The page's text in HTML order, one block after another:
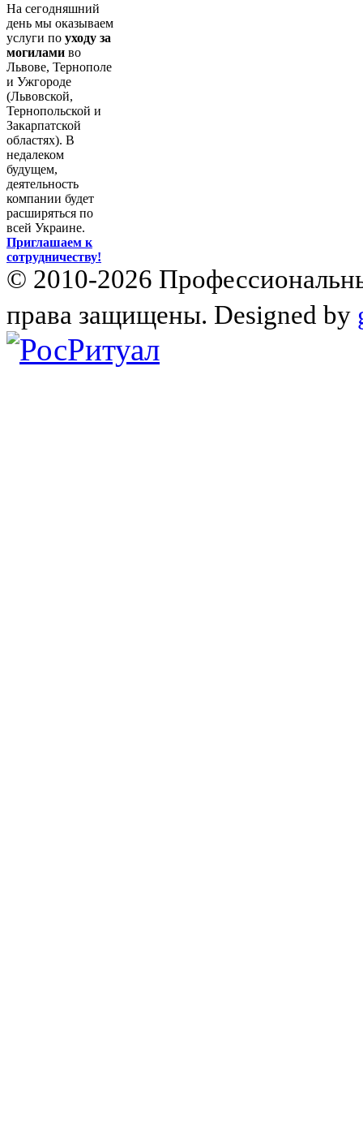
На сегодняшний
день мы оказываем
услуги по уходу за
могилами во
Львове, Тернополе
и Ужгороде
(Львовской,
Тернопольской и
Закарпатской
областях). В
недалеком
будущем,
деятельность
компании будет
расширяться по
всей Украине.
Приглашаем к
сотрудничеству!
© 2010-2026
права защищены. Designed by